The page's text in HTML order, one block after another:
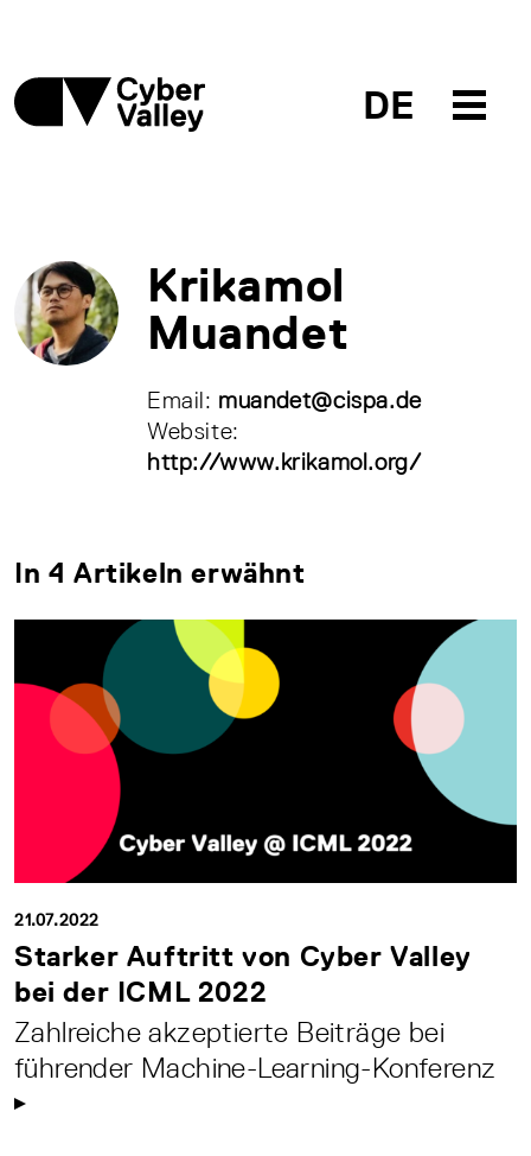
DE
Krikamol
Muandet
Email: muandet@cispa.de
Website:
http://www.krikamol.org/
In 4 Artikeln erwähnt
21.07.2022
Starker Auftritt von Cyber Valley
bei der ICML 2022
Zahlreiche akzeptierte Beiträge bei
führender Machine-Learning-Konferenz